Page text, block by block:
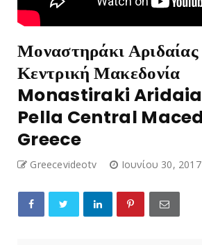
Μοναστηράκι
Κεντρική Μακεδονία
Monastiraki
Pella Central
Greece
Greecevideotv Ιουνίου 30, 2017